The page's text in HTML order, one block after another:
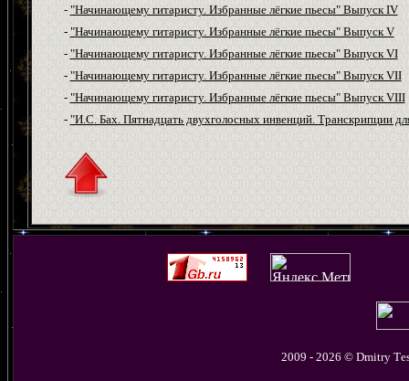
- "Начинающему гитаристу. Избранные лёгкие пьесы" Выпуск IV
- "Начинающему гитаристу. Избранные лёгкие пьесы" Выпуск V
- "Начинающему гитаристу. Избранные лёгкие пьесы" Выпуск VI
- "Начинающему гитаристу. Избранные лёгкие пьесы" Выпуск VII
- "Начинающему гитаристу. Избранные лёгкие пьесы" Выпуск VIII
- "И.С. Бах. Пятнадцать двухголосных инвенций. Транскрипции
2009 - 2026 © Dmitry T